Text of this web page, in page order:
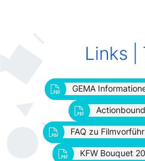
Links |
GEMA
GEMA
FAQ zu
FAQ zu
KFW Bouquet
KFW Bouquet